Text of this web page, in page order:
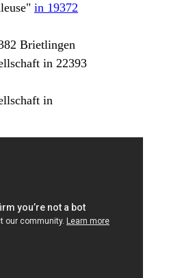
in 19372
Brietlingen
in 22393
in